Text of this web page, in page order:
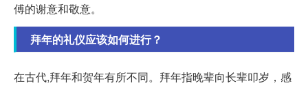
傅的谢意和敬意。
拜年的礼仪应该如何进行？
在古代,拜年和贺年有所不同。拜年指晚辈向长辈叩岁，感